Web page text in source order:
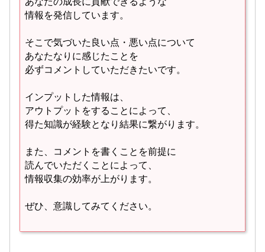
情報を発信しています。
そこで気づいた良い点・悪い点について
あなたなりに感じたことを
必ずコメントしていただきたいです。
インプットした情報は、
アウトプットをすることによって、
得た知識が経験となり結果に繋がります。
また、コメントを書くことを前提に
読んでいただくことによって、
情報収集の効率が上がります。
ぜひ、意識してみてください。